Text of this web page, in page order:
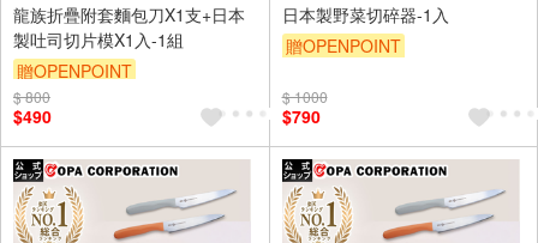
龍族折疊附套麵包刀X1支+日本
製吐司切片模X1入-1組
贈OPENPOINT
$ 800
$490
日本製野菜切碎器-1入
贈OPENPOINT
$ 1000
$790